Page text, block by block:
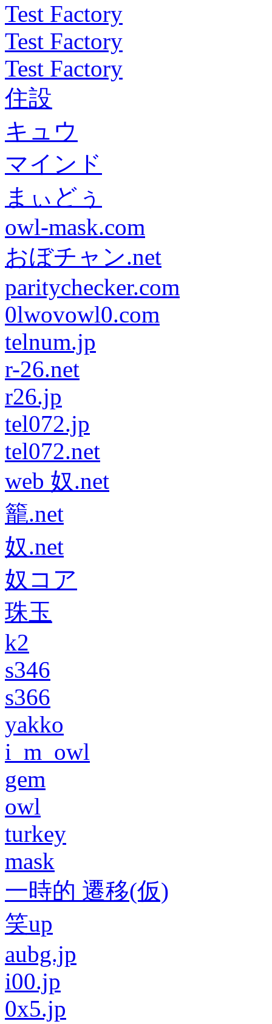
Test Factory
Test Factory
Test Factory
住設
キュウ
マインド
まぃどぅ
owl-mask.com
おぼチャン.net
paritychecker.com
0lwovowl0.com
telnum.jp
r-26.net
r26.jp
tel072.jp
tel072.net
web 奴.net
籠.net
奴.net
奴コア
珠玉
k2
s346
s366
yakko
i_m_owl
gem
owl
turkey
mask
一時的 遷移(仮)
笑up
aubg.jp
i00.jp
0x5.jp